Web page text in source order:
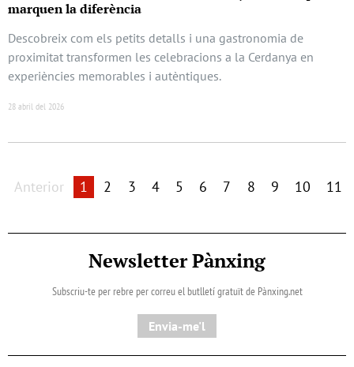
marquen la diferència
Descobreix com els petits detalls i una gastronomia de
proximitat transformen les celebracions a la Cerdanya en
experiències memorables i autèntiques.
28 abril del 2026
Anterior 1 2 3 4 5 6 7 8 9 10 11
Newsletter Pànxing
Subscriu-te per rebre per correu el butlletí gratuït de Pànxing.net​
Envia-me'l